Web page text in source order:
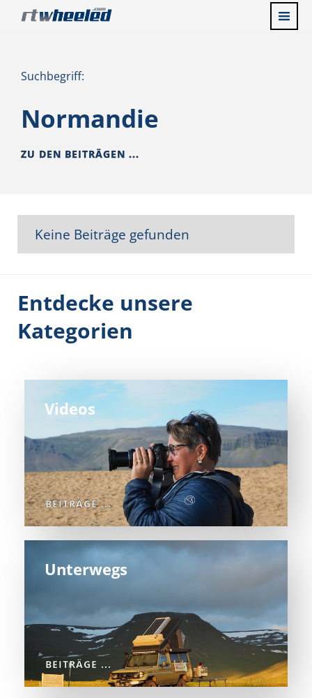
Suchbegriff:
Normandie
ZU DEN BEITRÄGEN ...
Keine Beiträge gefunden
Entdecke unsere
Kategorien
Videos
BEITRÄGE ...
Unterwegs
BEITRÄGE ...